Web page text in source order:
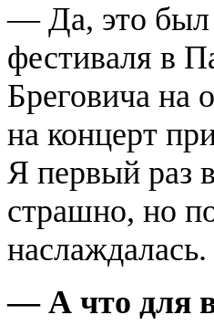
— Да, это был
фестиваля в
Бреговича на
на концерт
Я первый раз
страшно, но
наслаждалась.
— А что для